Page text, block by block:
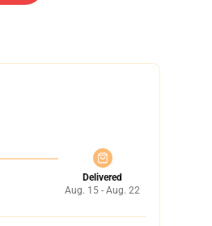
Delivered
Aug. 15 - Aug. 22